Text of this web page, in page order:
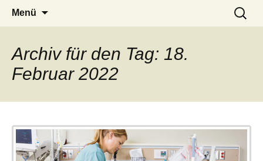
LUCKX
– das Magazin
Menü
Suchen
nach:
Archiv für den Tag: 18.
Februar 2022